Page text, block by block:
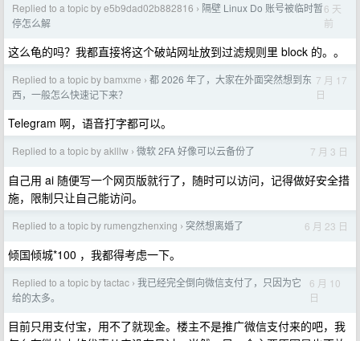
Replied to a topic by e5b9dad02b882816 › 隔壁 Linux Do 账号被临时暂
停怎么解
6 天
前
这么龟的吗？我都直接将这个破站网址放到过滤规则里 block 的。。
Replied to a topic by bamxme › 都 2026 年了，大家在外面突然想到东
西，一般怎么快速记下来？
7 月 17
日
Telegram 啊，语音打字都可以。
Replied to a topic by aklllw › 微软 2FA 好像可以云备份了 7 月 3 日
自己用 ai 随便写一个网页版就行了，随时可以访问，记得做好安全措
施，限制只让自己能访问。
Replied to a topic by rumengzhenxing › 突然想离婚了 6 月 23 日
倾国倾城*100 ，我都得考虑一下。
Replied to a topic by tactac › 我已经完全倒向微信支付了，只因为它
给的太多。
6 月 10
日
目前只用支付宝，用不了就现金。楼主不是推广微信支付来的吧，我